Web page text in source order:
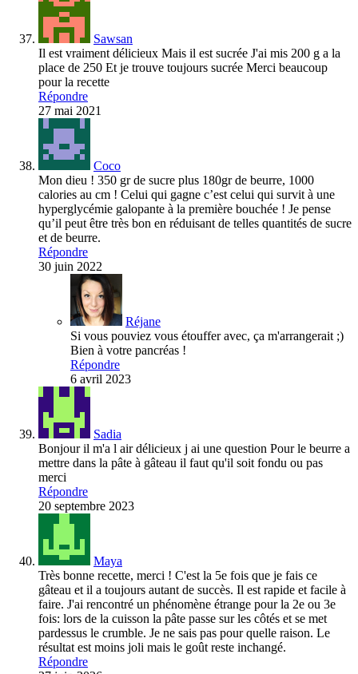
Sawsan
Il est vraiment délicieux Mais il est sucrée J'ai mis 200 g a la
place de 250 Et je trouve toujours sucrée Merci beaucoup
pour la recette
Répondre
27 mai 2021
Coco
Mon dieu ! 350 gr de sucre plus 180gr de beurre, 1000
calories au cm ! Celui qui gagne c’est celui qui survit à une
hyperglycémie galopante à la première bouchée ! Je pense
qu’il peut être très bon en réduisant de telles quantités de sucre
et de beurre.
Répondre
30 juin 2022
Réjane
Si vous pouviez vous étouffer avec, ça m'arrangerait ;)
Bien à votre pancréas !
Répondre
6 avril 2023
Sadia
Bonjour il m'a l air délicieux j ai une question Pour le beurre a
mettre dans la pâte à gâteau il faut qu'il soit fondu ou pas
merci
Répondre
20 septembre 2023
Maya
Très bonne recette, merci ! C'est la 5e fois que je fais ce
gâteau et il a toujours autant de succès. Il est rapide et facile à
faire. J'ai rencontré un phénomène étrange pour la 2e ou 3e
fois: lors de la cuisson la pâte passe sur les côtés et se met
pardessus le crumble. Je ne sais pas pour quelle raison. Le
résultat est moins joli mais le goût reste inchangé.
Répondre